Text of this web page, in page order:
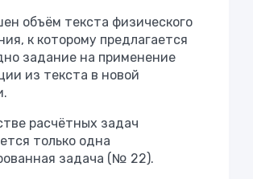
объём текста физического
к которому предлагается
задание на применение
из текста в новой
расчётных задач
только одна
задача (№ 22).